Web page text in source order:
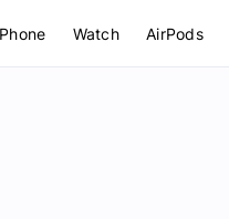
Watch AirPods